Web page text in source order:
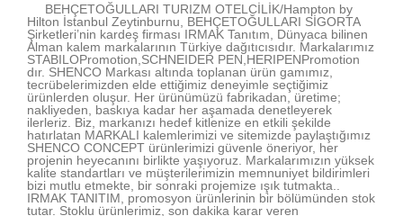
BEHÇETOĞULLARI TURIZM OTELCİLİK/Hampton by
Hilton İstanbul Zeytinburnu, BEHÇETOĞULLARI SİGORTA
Şirketleri’nin kardeş firması IRMAK Tanıtım, Dünyaca bilinen
Alman kalem markalarının Türkiye dağıtıcısıdır. Markalarımız
STABILOPromotion,SCHNEIDER PEN,HERIPENPromotion
dır. SHENCO Markası altında toplanan ürün gamımız,
tecrübelerimizden elde ettiğimiz deneyimle seçtiğimiz
ürünlerden oluşur. Her ürünümüzü fabrikadan, üretime;
nakliyeden, baskıya kadar her aşamada denetleyerek
ilerleriz. Biz, markanızı hedef kitlenize en etkili şekilde
hatırlatan MARKALI kalemlerimizi ve sitemizde paylaştığımız
SHENCO CONCEPT ürünlerimizi güvenle öneriyor, her
projenin heyecanını birlikte yaşıyoruz. Markalarımızın yüksek
kalite standartları ve müşterilerimizin memnuniyet bildirimleri
bizi mutlu etmekte, bir sonraki projemize ışık tutmakta..
IRMAK TANITIM, promosyon ürünlerinin bir bölümünden stok
tutar. Stoklu ürünlerimiz, son dakika karar veren